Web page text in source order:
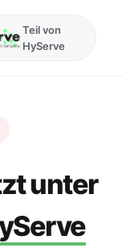
Teil von
HyServe
unter